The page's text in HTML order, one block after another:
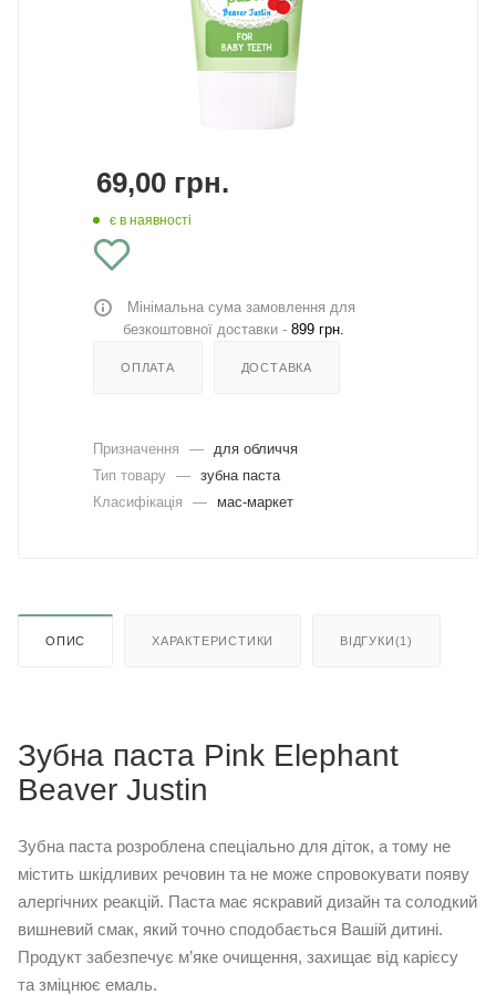
69,00 грн.
є в наявності
Мінімальна сума замовлення для
безкоштовної доставки - 899 грн.
ОПЛАТА ДОСТАВКА
Призначення —
для обличчя
Тип товару — зубна паста
Класифікація
— мас-маркет
ОПИС ХАРАКТЕРИСТИКИ ВІДГУКИ(1)
Зубна паста Pink Elephant
Beaver Justin
Зубна паста розроблена спеціально для діток, а тому не
містить шкідливих речовин та не може спровокувати появу
алергічних реакцій. Паста має яскравий дизайн та солодкий
вишневий смак, який точно сподобається Вашій дитині.
Продукт забезпечує м’яке очищення, захищає від карієсу
та зміцнює емаль.